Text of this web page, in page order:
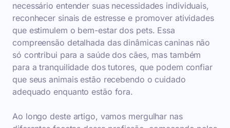
necessário entender suas necessidades individuais,
reconhecer sinais de estresse e promover atividades
que estimulem o bem-estar dos pets. Essa
compreensão detalhada das dinâmicas caninas não
só contribui para a saúde dos cães, mas também
para a tranquilidade dos tutores, que podem confiar
que seus animais estão recebendo o cuidado
adequado enquanto estão fora.
Ao longo deste artigo, vamos mergulhar nas